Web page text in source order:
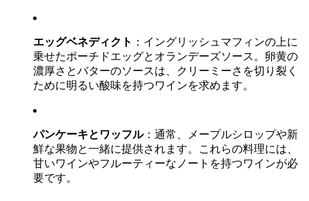
エッグベネディクト ：イングリッシュマフィンの上に
乗せたポーチドエッグとオランデーズソース。卵黄の
濃厚さとバターのソースは、クリーミーさを切り裂く
ために明るい酸味を持つワインを求めます。
パンケーキとワッフル：通常、メープルシロップや新
鮮な果物と一緒に提供されます。これらの料理には、
甘いワインやフルーティーなノートを持つワインが必
要です。